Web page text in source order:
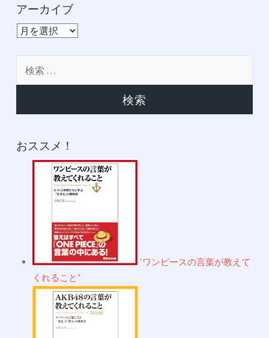
アーカイブ
ア
おススメ！
"ワンピースの言葉が教えて
くれること"